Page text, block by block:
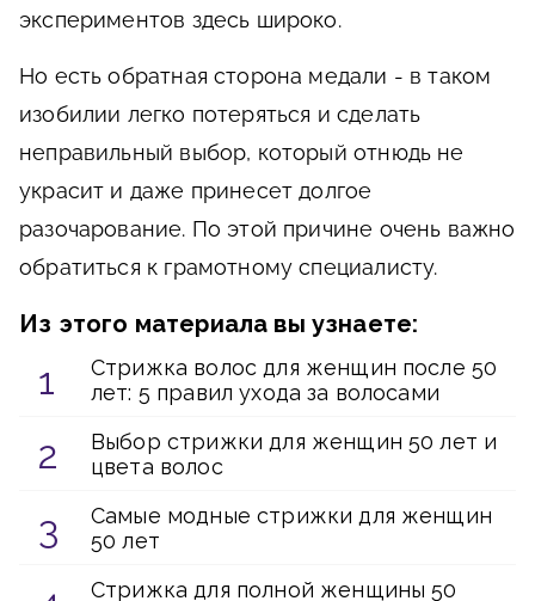
экспериментов здесь широко.
Но есть обратная сторона медали - в таком
изобилии легко потеряться и сделать
неправильный выбор, который отнюдь не
украсит и даже принесет долгое
разочарование. По этой причине очень важно
обратиться к грамотному специалисту.
Из этого материала вы узнаете:
Стрижка волос для женщин после 50
лет: 5 правил ухода за волосами
Выбор стрижки для женщин 50 лет и
цвета волос
Самые модные стрижки для женщин
50 лет
Стрижка для полной женщины 50